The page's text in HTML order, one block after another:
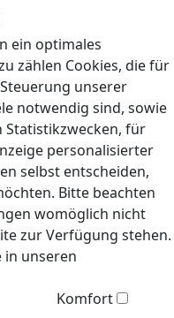
ein optimales
zählen Cookies, die für
unserer
notwendig sind, sowie
Statistikzwecken, für
personalisierter
selbst entscheiden,
Bitte beachten
womöglich nicht
zur Verfügung stehen.
unseren
Komfort